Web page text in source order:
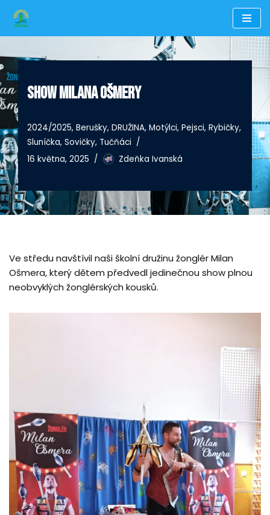
obsah
SHOW MILANA OŠMERY
2024/2025, Berušky, DRUŽINA, Motýlci, Pejsci, Rybičky,
Sluníčka, Sovičky, Tučňáci
16 května, 2025
Zdeňka Ivanská
Ve středu navštívil naši školní družinu žonglér Milan
Ošmera, který dětem předvedl jedinečnou show plnou
neobvyklých žonglérských kousků.